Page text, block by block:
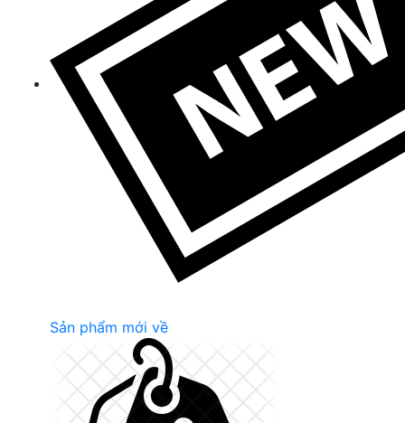
Sản phẩm mới về